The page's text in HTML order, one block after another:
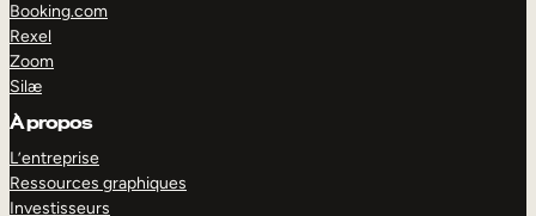
Booking.com
Rexel
Zoom
Silæ
À propos
L’entreprise
Ressources graphiques
Investisseurs